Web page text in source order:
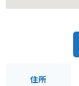
住所